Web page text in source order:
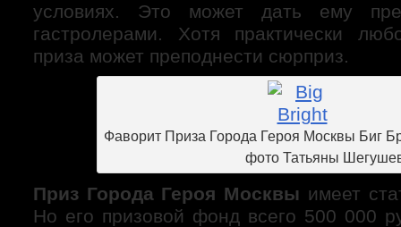
условиях. Это может дать ему
гастролерами. Хотя практически
приза может преподнести сюрприз.
Фаворит Приза Города Героя
фото Татьяны
Приз Города Героя Москвы имеет
Но его призовой фонд всего 500 000